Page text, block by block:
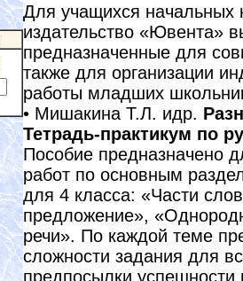
Для учащихся начальных
издательство «Ювента»
предназначенные для
также для организации
работы младших
• Мишакина Т.Л. идр.
Тетрадь-практикум по
Пособие предназначено
работ по основным
для 4 класса: «Части
предложение»,
речи». По каждой теме
сложности задания для
предпосылки